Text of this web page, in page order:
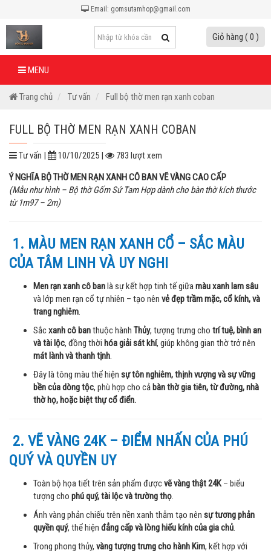
Email: gomsutamhop@gmail.com
Giỏ hàng ( 0 )
MENU
Trang chủ Tư vấn Full bộ thờ men rạn xanh coban
FULL BỘ THỜ MEN RẠN XANH COBAN
Tư vấn | 10/10/2025 |
783 lượt xem
Ý NGHĨA BỘ THỜ MEN RẠN XANH CÔ BAN VẼ VÀNG CAO CẤP
(Mẫu như hình – Bộ thờ Gốm Sứ Tam Hợp dành cho bàn thờ kích thước
từ 1m97 – 2m)
1. MÀU MEN RẠN XANH CỔ – SẮC MÀU
CỦA TÂM LINH VÀ UY NGHI
Men rạn xanh cô banlà sự kết hợp tinh tế giữamàu xanh lam sâu
và lớp men rạn cổ tự nhiên – tạo nên vẻ đẹp trầm mặc, cổ kính, và
trang nghiêm.
Sắcxanh cô banthuộc hành Thủy, tượng trưng cho trí tuệ, bình an
và tài lộc, đồng thời hóa giải sát khí, giúp không gian thờ trở nên
mát lành và thanh tịnh.
Đây là tông màu thể hiện sự tôn nghiêm, thịnh vượng và sự vững
bền của dòng tộc, phù hợp cho cả bàn thờ gia tiên, từ đường, nhà
thờ họ, hoặc biệt thự cổ điển.
2. VẼ VÀNG 24K – ĐIỂM NHẤN CỦA PHÚ
QUÝ VÀ QUYỀN UY
Toàn bộ họa tiết trên sản phẩm đượcvẽ vàng thật 24K– biểu
tượng cho phú quý, tài lộc và trường thọ.
Ánh vàng phản chiếu trên nền xanh thẫm tạo nên sự tương phản
quyền quý, thể hiện đẳng cấp và lòng hiếu kính của gia chủ.
Trong phong thủy, vàng tượng trưng cho hành Kim, kết hợp với